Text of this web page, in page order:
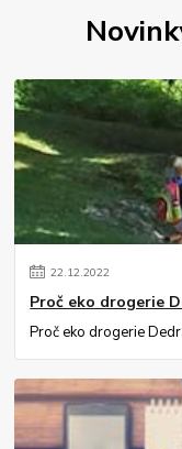
22.12.2022
Proč eko drogerie
Proč eko drogerie